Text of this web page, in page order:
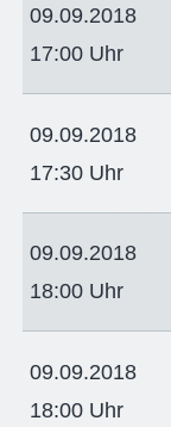
09.09.2018
17:00 Uhr
09.09.2018
17:30 Uhr
09.09.2018
18:00 Uhr
09.09.2018
18:00 Uhr